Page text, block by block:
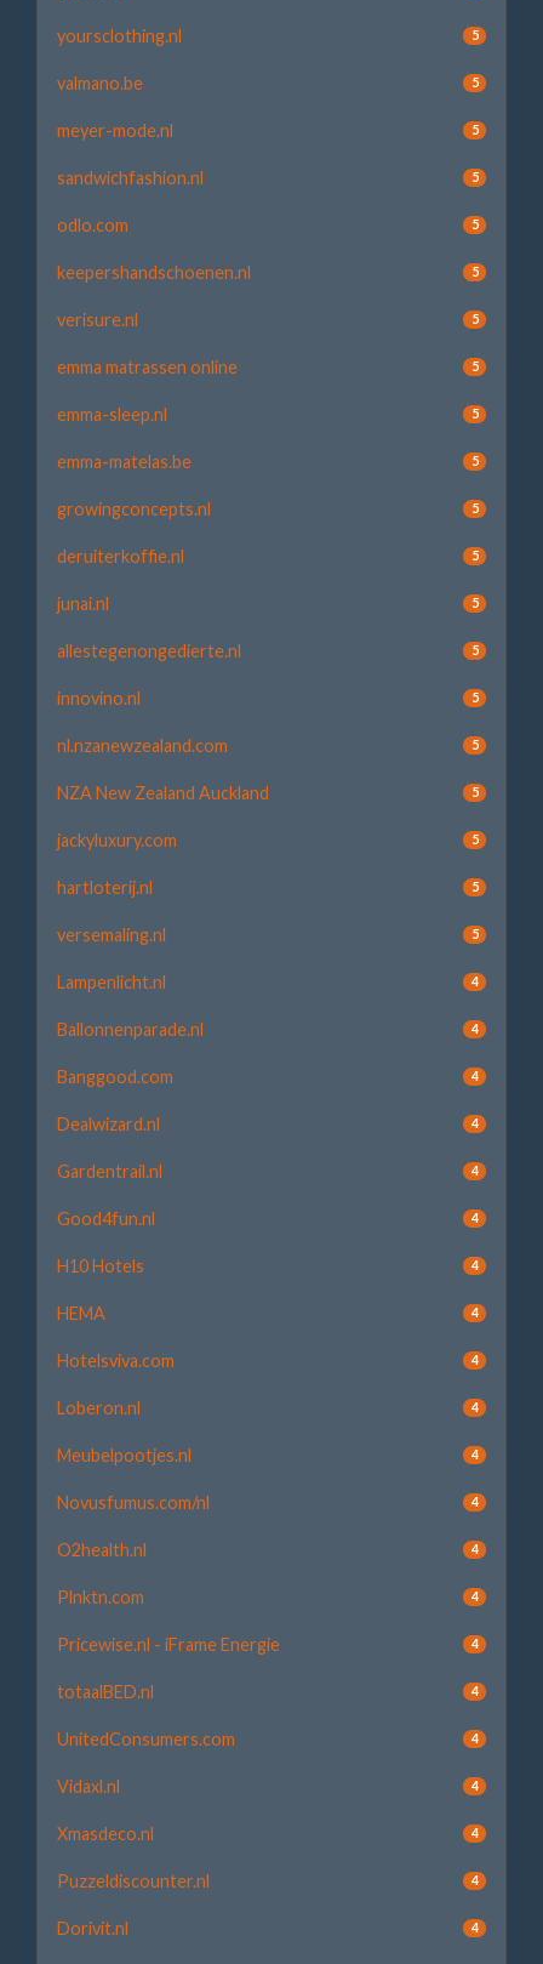
yoursclothing.nl 5
valmano.be 5
meyer-mode.nl 5
sandwichfashion.nl 5
odlo.com 5
keepershandschoenen.nl 5
verisure.nl 5
emma matrassen online 5
emma-sleep.nl 5
emma-matelas.be 5
growingconcepts.nl 5
deruiterkoffie.nl 5
junai.nl 5
allestegenongedierte.nl 5
innovino.nl 5
nl.nzanewzealand.com 5
NZA New Zealand Auckland 5
jackyluxury.com 5
hartloterij.nl 5
versemaling.nl 5
Lampenlicht.nl 4
Ballonnenparade.nl 4
Banggood.com 4
Dealwizard.nl 4
Gardentrail.nl 4
Good4fun.nl 4
H10 Hotels 4
HEMA 4
Hotelsviva.com 4
Loberon.nl 4
Meubelpootjes.nl 4
Novusfumus.com/nl 4
O2health.nl 4
Plnktn.com 4
Pricewise.nl - iFrame Energie 4
totaalBED.nl 4
UnitedConsumers.com 4
Vidaxl.nl 4
Xmasdeco.nl 4
Puzzeldiscounter.nl 4
Dorivit.nl 4